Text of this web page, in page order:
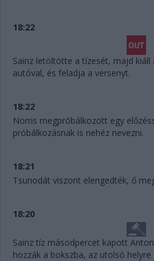
18:22
Sainz letöltötte a tízesét, majd kiáll
autóval, és feladja a versenyt.
18:22
Norris megpróbálkozott egy
próbálkozásnak is nehéz nevezni.
18:21
Tsunodát viszont elengedték, ő
18:20
Sainz tíz másodpercet kapott
hozzák a bokszba, az utolsó helyre